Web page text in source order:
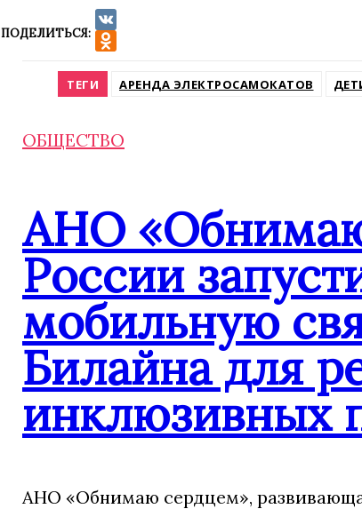
ПОДЕЛИТЬСЯ:
VK
ТЕГИ АРЕНДА ЭЛЕКТРОСАМОКАТОВ
ОБЩЕСТВО
АНО
России
мобильную
Билайна для
инклюзивных
АНО «Обнимаю сердцем»,